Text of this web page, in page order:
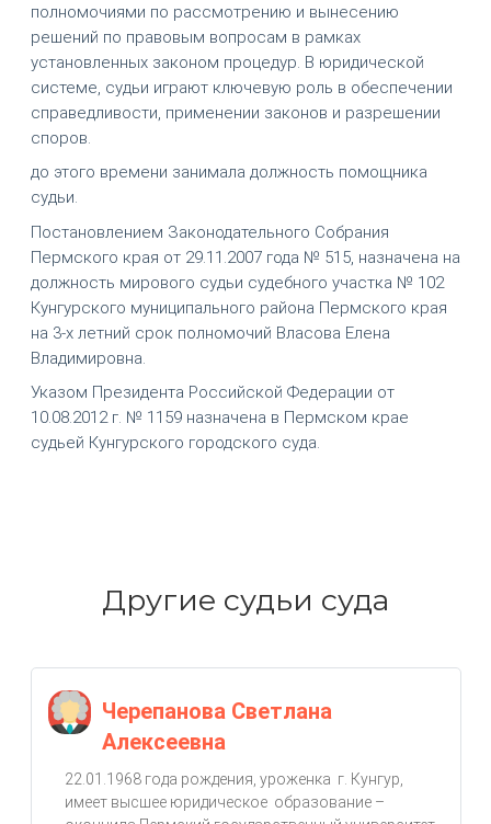
полномочиями по рассмотрению и вынесению
решений по правовым вопросам в рамках
установленных законом процедур. В юридической
системе, судьи играют ключевую роль в обеспечении
справедливости, применении законов и разрешении
споров.
до этого времени занимала должность помощника
судьи.
Постановлением Законодательного Собрания
Пермского края от 29.11.2007 года № 515, назначена на
должность мирового судьи судебного участка № 102
Кунгурского муниципального района Пермского края
на 3-х летний срок полномочий Власова Елена
Владимировна.
Указом Президента Российской Федерации от
10.08.2012 г. № 1159 назначена в Пермском крае
судьей Кунгурского городского суда.
Другие судьи суда
Черепанова Светлана
Алексеевна
22.01.1968 года рождения, уроженка г. Кунгур,
имеет высшее юридическое образование –